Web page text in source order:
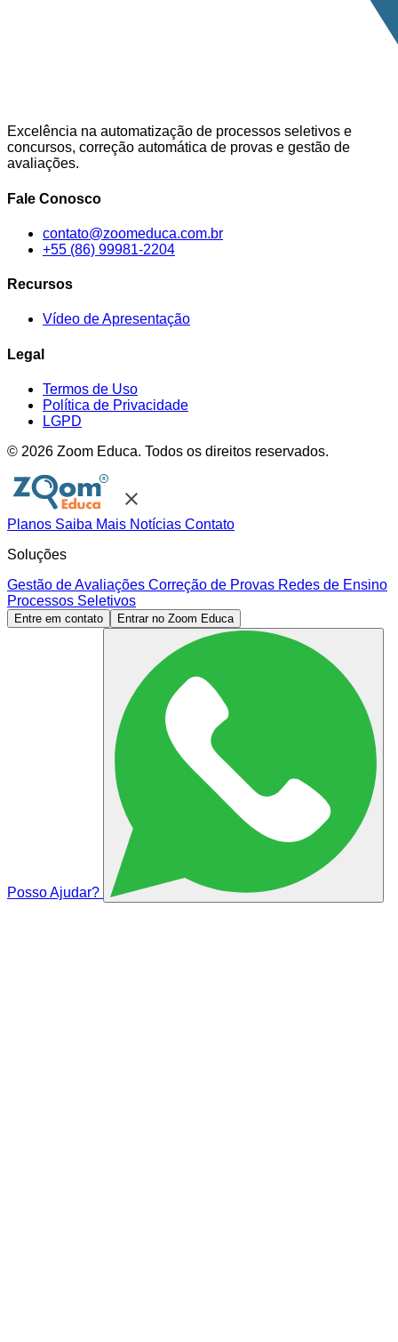
Excelência na automatização de processos seletivos e
concursos, correção automática de provas e gestão de
avaliações.
Fale Conosco
contato@zoomeduca.com.br
+55 (86) 99981-2204
Recursos
Vídeo de Apresentação
Legal
Termos de Uso
Política de Privacidade
LGPD
© 2026 Zoom Educa. Todos os direitos reservados.
close
Planos Saiba Mais Notícias Contato
Soluções
Gestão de Avaliações Correção de Provas Redes de Ensino
Processos Seletivos
Entre em contato Entrar no Zoom Educa
Posso Ajudar?